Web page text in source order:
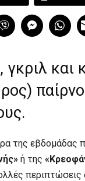
γκριλ και
της εβδομάδας
ή της